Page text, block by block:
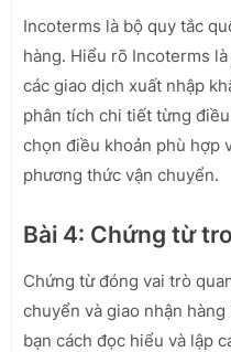
Incoterms là bộ quy tắc
hàng. Hiểu rõ Incoterms
các giao dịch xuất nhập
phân tích chi tiết từng
chọn điều khoản phù hợp
phương thức vận chuyển.
Bài 4: Chứng từ
Chứng từ đóng vai trò
chuyển và giao nhận
bạn cách đọc hiểu và lập